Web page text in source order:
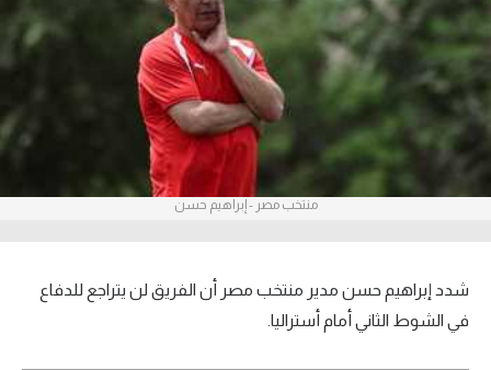
آراء حرة
ركن الألعاب
بطولات
الدوري الإنجليزي الممتاز
الدوري الإسباني
منتخب مصر - إبراهيم حسن
شدد إبراهيم حسن مدير منتخب مصر أن الفريق لن يتراجع للدفاع
في الشوط الثاني أمام أستراليا.